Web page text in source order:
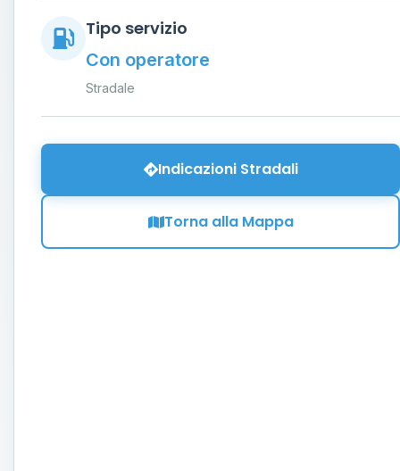
Tipo servizio
Con operatore
Stradale
Indicazioni Stradali
Torna alla Mappa